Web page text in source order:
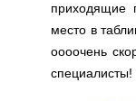
приходящие
место в
оооочень